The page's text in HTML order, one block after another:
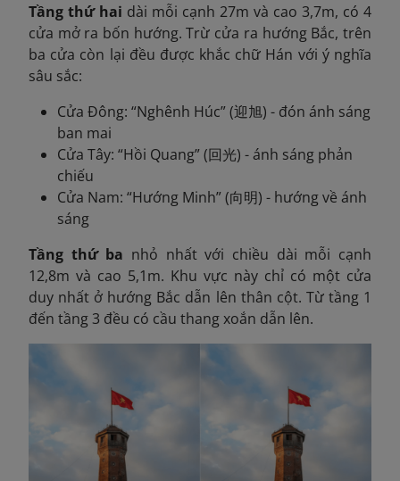
Tầng thứ hai dài mỗi cạnh 27m và cao 3,7m, có 4
cửa mở ra bốn hướng. Trừ cửa ra hướng Bắc, trên
ba cửa còn lại đều được khắc chữ Hán với ý nghĩa
sâu sắc:
Cửa Đông: “Nghênh Húc” (迎旭) - đón ánh sáng
ban mai
Cửa Tây: “Hồi Quang” (回光) - ánh sáng phản
chiếu
Cửa Nam: “Hướng Minh” (向明) - hướng về ánh
sáng
Tầng thứ ba nhỏ nhất với chiều dài mỗi cạnh
12,8m và cao 5,1m. Khu vực này chỉ có một cửa
duy nhất ở hướng Bắc dẫn lên thân cột. Từ tầng 1
đến tầng 3 đều có cầu thang xoắn dẫn lên.